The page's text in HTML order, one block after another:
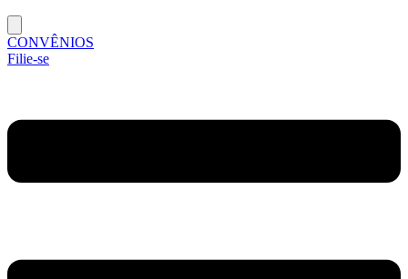
CONVÊNIOS
Filie-se